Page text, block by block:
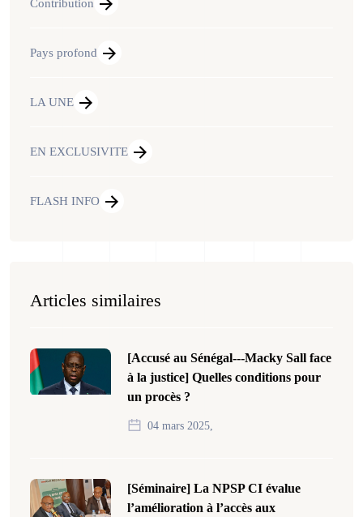
Contribution
Pays profond
LA UNE
EN EXCLUSIVITE
FLASH INFO
Articles similaires
[Accusé au Sénégal---Macky Sall face
à la justice] Quelles conditions pour
un procès ?
04 mars 2025,
[Séminaire] La NPSP CI évalue
l’amélioration à l’accès aux